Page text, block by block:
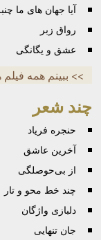
آیا جهان های ما
رواق زبر
عشق و یگانگی
>> ببینم همه فیلم
چند شعر
حنجره فریاد
آخرین عاشق
از بی‌حوصلگی
چند خط محو و تار
دلبازی واژگان
جان تنهایی